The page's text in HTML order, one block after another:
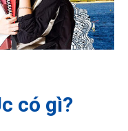
có gì?